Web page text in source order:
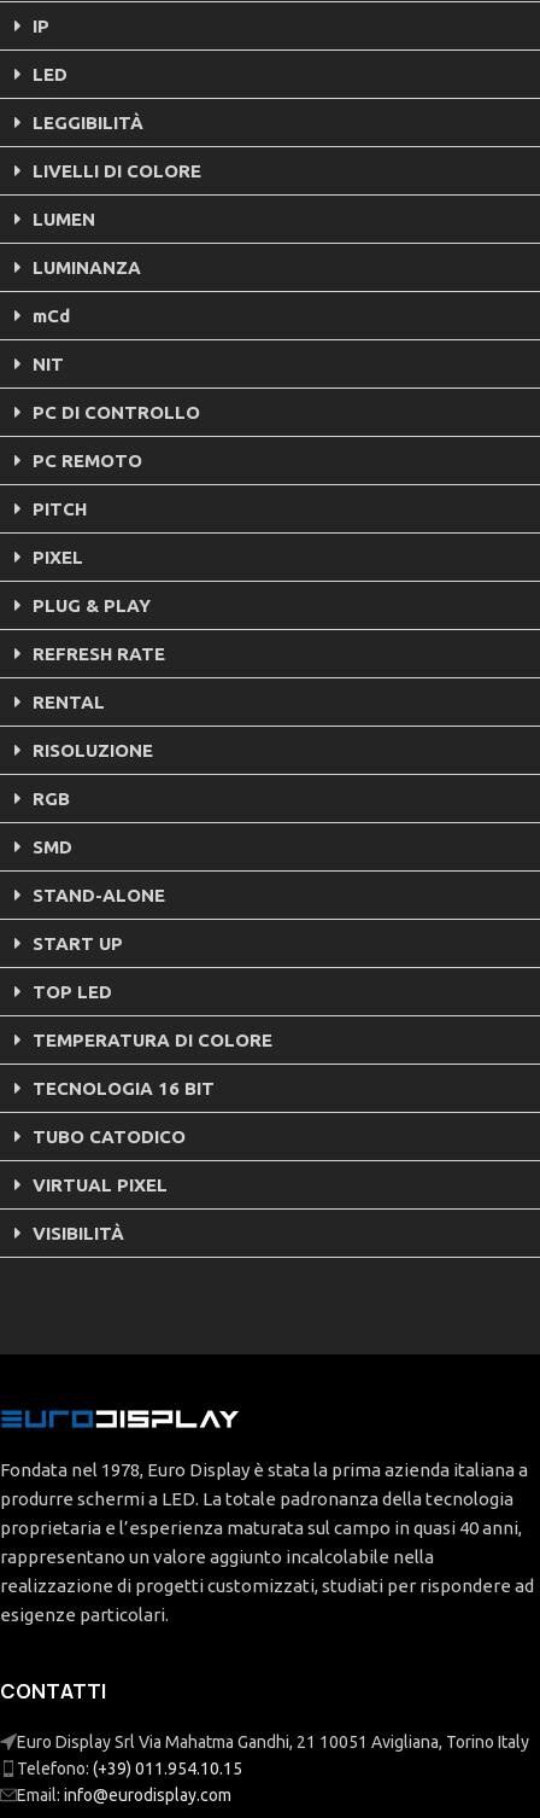
IP
LED
LEGGIBILITÀ
LIVELLI DI COLORE
LUMEN
LUMINANZA
mCd
NIT
PC DI CONTROLLO
PC REMOTO
PITCH
PIXEL
PLUG & PLAY
REFRESH RATE
RENTAL
RISOLUZIONE
RGB
SMD
STAND-ALONE
START UP
TOP LED
TEMPERATURA DI COLORE
TECNOLOGIA 16 BIT
TUBO CATODICO
VIRTUAL PIXEL
VISIBILITÀ
Fondata nel 1978, Euro Display è stata la prima azienda italiana a
produrre schermi a LED. La totale padronanza della tecnologia
proprietaria e l’esperienza maturata sul campo in quasi 40 anni,
rappresentano un valore aggiunto incalcolabile nella
realizzazione di progetti customizzati, studiati per rispondere ad
esigenze particolari.
CONTATTI
Euro Display Srl Via Mahatma Gandhi, 21 10051 Avigliana, Torino Italy
Telefono: (+39) 011.954.10.15
Email: info@eurodisplay.com